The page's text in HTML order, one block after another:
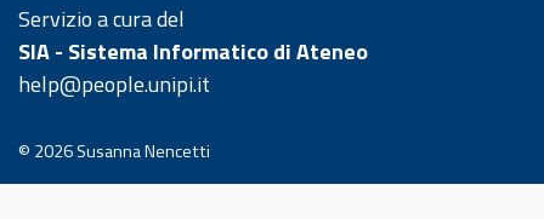
Servizio a cura del
SIA - Sistema Informatico di Ateneo
help@people.unipi.it
© 2026Susanna Nencetti